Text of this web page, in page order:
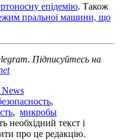
епідемію. Також
пральної машини, що
Підписуйтесь на
News
,
, микробы
необхідний текст і
про це редакцію.